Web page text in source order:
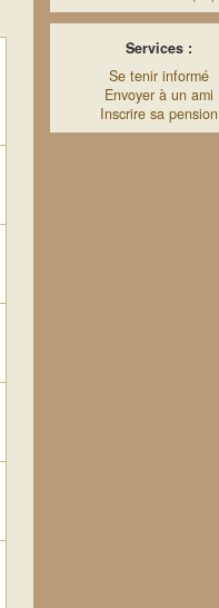
Services :
Se tenir informé
Envoyer à un ami
Inscrire sa pension